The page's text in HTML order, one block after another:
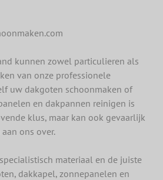
kunnen zowel particulieren als
van onze professionele
uw dakgoten schoonmaken of
en dakpannen reinigen is
klus, maar kan ook gevaarlijk
ons over.
materiaal en de juiste
dakkapel, zonnepanelen en